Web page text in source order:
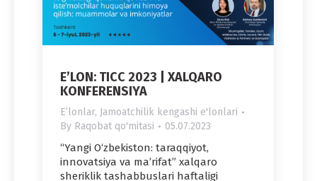
E’LON: TICC 2023 | XALQARO
KONFERENSIYA
Eʼlonlar, Jamoatchilik kengashi e'lonlari
By Raqobat qo'mitasi 05.07.2023
“Yangi O‘zbekiston: taraqqiyot,
innovatsiya va ma’rifat” xalqaro
sheriklik tashabbuslari haftaligi